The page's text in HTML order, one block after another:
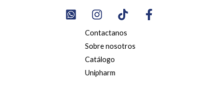
Contactanos
Sobre nosotros
Catálogo
Unipharm